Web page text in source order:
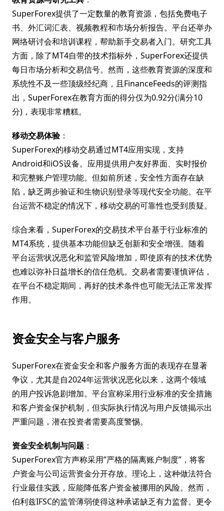
SuperForex提供了一定数量的教育资源，包括免费电子
书、外汇词汇表、视频教程和市场分析报告。平台还举办
网络研讨会和培训课程，帮助新手交易者入门。研究工具
方面，除了MT4自带的技术指标外，SuperForex还提供
每日市场分析和交易信号。然而，这些教育资源的深度和
系统性不及一些顶级经纪商，且FinanceFeeds的评测指
出，SuperForex在教育方面的得分仅为0.92分(满分10
分)，表现非常糟糕。
移动交易体验：
SuperForex的移动交易通过MT4应用实现，支持
Android和iOS设备。应用提供用户友好界面、实时报价
和完整账户管理功能。但如前所述，安全性方面存在缺
陷，缺乏两步验证和生物识别登录等现代安全功能。在平
台运营不稳定的情况下，移动交易的可靠性也受到质疑。
综合来看，SuperForex的交易技术平台基于行业标准的
MT4系统，提供基本功能但缺乏创新和安全增强。随着
平台运营状况恶化和监管风险增加，即使原有的技术优势
也难以弥补日益增长的信任危机。交易者需要谨慎评估，
在平台不稳定期间，再好的技术条件也可能无法正常发挥
作用。
资金安全与客户服务
SuperForex在资金安全和客户服务方面的表现存在显著
争议，尤其是自2024年运营状况恶化以来，这两个领域
的用户投诉急剧增加。平台宣称采用行业标准的安全措施
和客户资金保护机制，但实际执行情况与用户反馈揭示出
严重问题，潜在投资者需要高度警惕。
资金安全机制与问题 ：
SuperForex官方声称采用”严格的隔离账户制度”，将客
户资金与公司运营资金分开存放。理论上，这种做法符合
行业最佳实践，应能降低客户资金被挪用的风险。然而，
伯利兹IFSC的监管薄弱使得这种承诺缺乏有力监督。更令